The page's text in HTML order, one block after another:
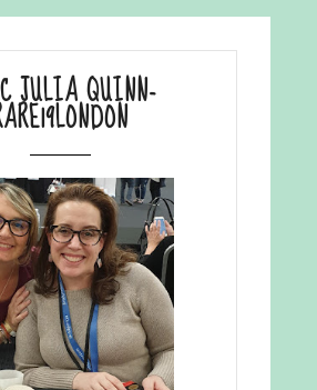
JULIA QUINN-